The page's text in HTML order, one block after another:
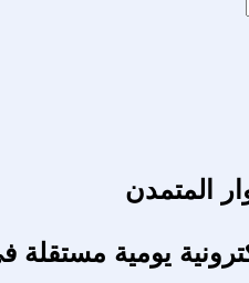
المتمدن
يومية مستقلة